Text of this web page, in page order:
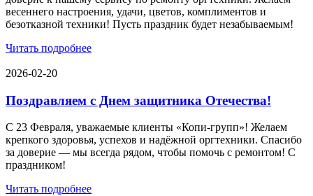
весеннего настроения, удачи, цветов, комплиментов и
безотказной техники! Пусть праздник будет незабываемым!
Читать подробнее
2026-02-20
Поздравляем с Днем защитника Отечества!
С 23 Февраля, уважаемые клиенты «Копи‑групп»! Желаем
крепкого здоровья, успехов и надёжной оргтехники. Спасибо
за доверие — мы всегда рядом, чтобы помочь с ремонтом! С
праздником!
Читать подробнее